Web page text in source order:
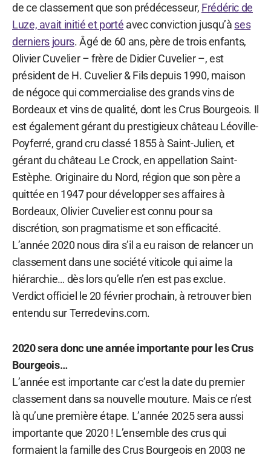
de ce classement que son prédécesseur, Frédéric de
Luze, avait initié et porté avec conviction jusqu’à ses
derniers jours. Âgé de 60 ans, père de trois enfants,
Olivier Cuvelier – frère de Didier Cuvelier –, est
président de H. Cuvelier & Fils depuis 1990, maison
de négoce qui commercialise des grands vins de
Bordeaux et vins de qualité, dont les Crus Bourgeois. Il
est également gérant du prestigieux château Léoville-
Poyferré, grand cru classé 1855 à Saint-Julien, et
gérant du château Le Crock, en appellation Saint-
Estèphe. Originaire du Nord, région que son père a
quittée en 1947 pour développer ses affaires à
Bordeaux, Olivier Cuvelier est connu pour sa
discrétion, son pragmatisme et son efficacité.
L’année 2020 nous dira s’il a eu raison de relancer un
classement dans une société viticole qui aime la
hiérarchie… dès lors qu’elle n’en est pas exclue.
Verdict officiel le 20 février prochain, à retrouver bien
entendu sur Terredevins.com.
2020 sera donc une année importante pour les Crus
Bourgeois…
L’année est importante car c’est la date du premier
classement dans sa nouvelle mouture. Mais ce n’est
là qu’une première étape. L’année 2025 sera aussi
importante que 2020 ! L’ensemble des crus qui
formaient la famille des Crus Bourgeois en 2003 ne